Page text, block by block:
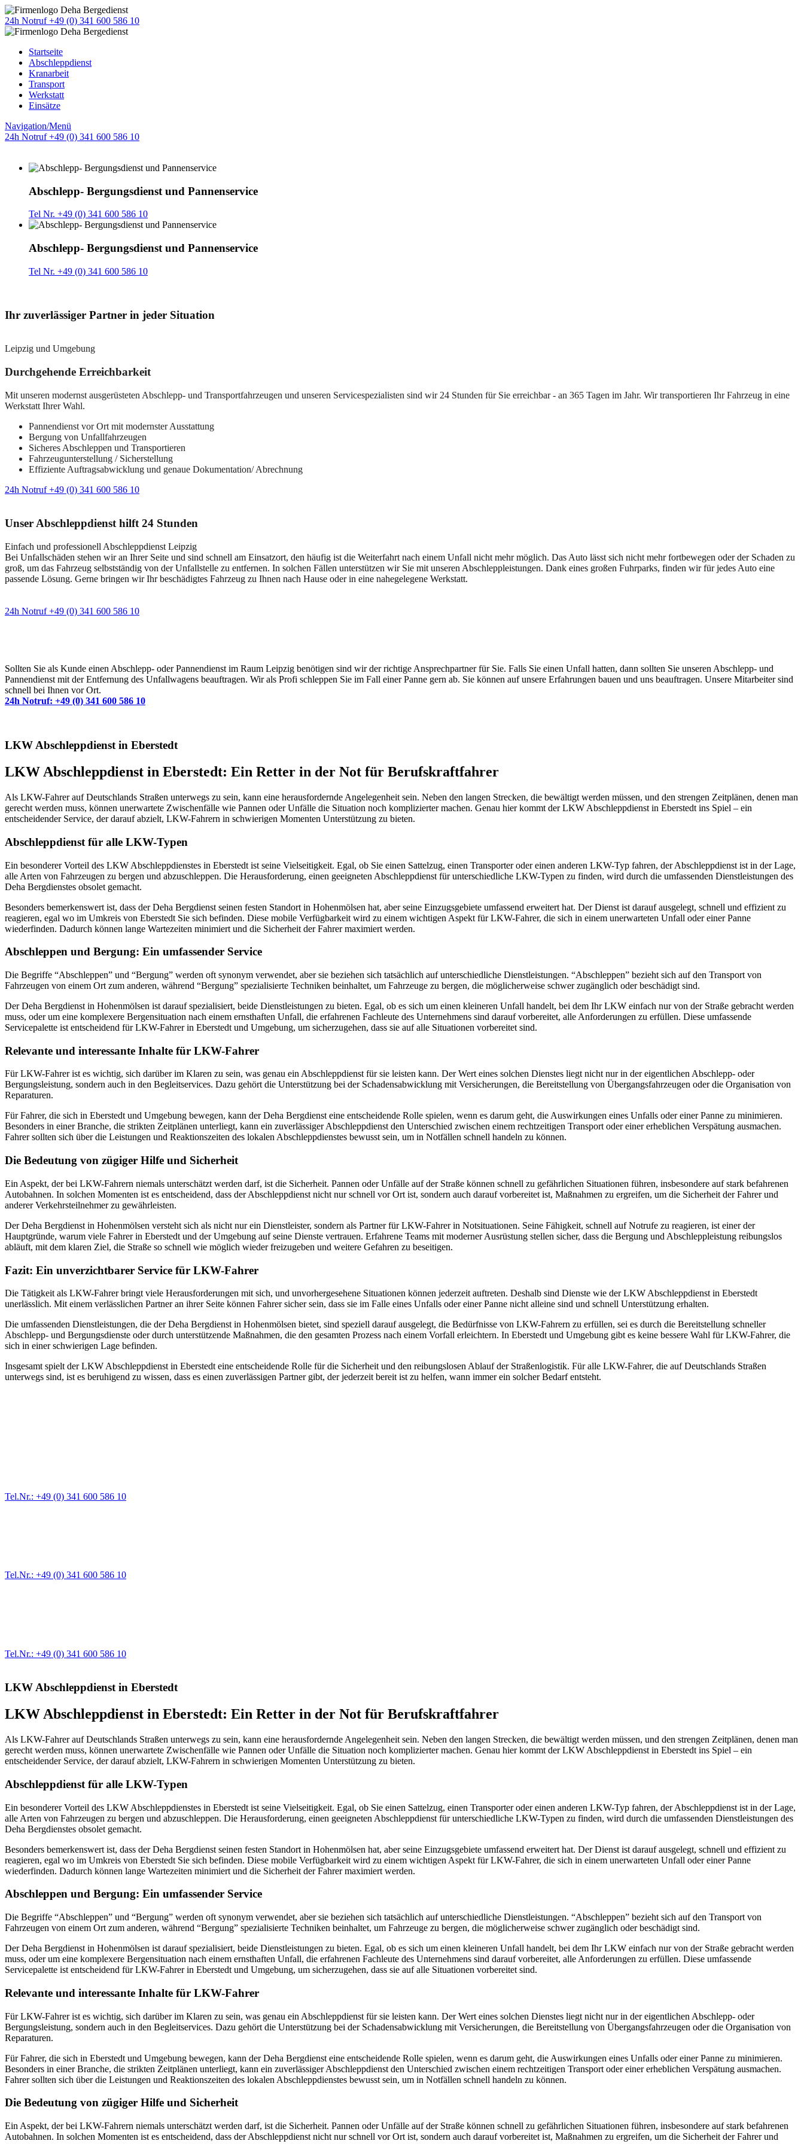
24h Notruf +49 (0) 341 600 586 10
Startseite
Abschleppdienst
Kranarbeit
Transport
Werkstatt
Einsätze
Navigation/Menü
24h Notruf +49 (0) 341 600 586 10
Abschlepp- Bergungsdienst und Pannenservice
Tel Nr. +49 (0) 341 600 586 10
Abschlepp- Bergungsdienst und Pannenservice
Tel Nr. +49 (0) 341 600 586 10
Ihr zuverlässiger Partner in jeder Situation
Leipzig und Umgebung
Durchgehende Erreichbarkeit
Mit unseren modernst ausgerüsteten Abschlepp- und Transportfahrzeugen und unseren Servicespezialisten sind wir 24 Stunden für Sie erreichbar - an 365 Tagen im Jahr. Wir transportieren Ihr Fahrzeug in eine
Werkstatt Ihrer Wahl.
Pannendienst vor Ort mit modernster Ausstattung
Bergung von Unfallfahrzeugen
Sicheres Abschleppen und Transportieren
Fahrzeugunterstellung / Sicherstellung
Effiziente Auftragsabwicklung und genaue Dokumentation/ Abrechnung
24h Notruf +49 (0) 341 600 586 10
Unser Abschleppdienst hilft 24 Stunden
Einfach und professionell Abschleppdienst Leipzig
Bei Unfallschäden stehen wir an Ihrer Seite und sind schnell am Einsatzort, den häufig ist die Weiterfahrt nach einem Unfall nicht mehr möglich. Das Auto lässt sich nicht mehr fortbewegen oder der Schaden zu
groß, um das Fahrzeug selbstständig von der Unfallstelle zu entfernen. In solchen Fällen unterstützen wir Sie mit unseren Abschleppleistungen. Dank eines großen Fuhrparks, finden wir für jedes Auto eine
passende Lösung. Gerne bringen wir Ihr beschädigtes Fahrzeug zu Ihnen nach Hause oder in eine nahegelegene Werkstatt.
24h Notruf +49 (0) 341 600 586 10
Sollten Sie als Kunde einen Abschlepp- oder Pannendienst im Raum Leipzig benötigen sind wir der richtige Ansprechpartner für Sie. Falls Sie einen Unfall hatten, dann sollten Sie unseren Abschlepp- und
Pannendienst mit der Entfernung des Unfallwagens beauftragen. Wir als Profi schleppen Sie im Fall einer Panne gern ab. Sie können auf unsere Erfahrungen bauen und uns beauftragen. Unsere Mitarbeiter sind
schnell bei Ihnen vor Ort.
24h Notruf: +49 (0) 341 600 586 10
LKW Abschleppdienst in Eberstedt
LKW Abschleppdienst in Eberstedt: Ein Retter in der Not für Berufskraftfahrer
Als LKW-Fahrer auf Deutschlands Straßen unterwegs zu sein, kann eine herausfordernde Angelegenheit sein. Neben den langen Strecken, die bewältigt werden müssen, und den strengen Zeitplänen, denen man
gerecht werden muss, können unerwartete Zwischenfälle wie Pannen oder Unfälle die Situation noch komplizierter machen. Genau hier kommt der LKW Abschleppdienst in Eberstedt ins Spiel – ein
entscheidender Service, der darauf abzielt, LKW-Fahrern in schwierigen Momenten Unterstützung zu bieten.
Abschleppdienst für alle LKW-Typen
Ein besonderer Vorteil des LKW Abschleppdienstes in Eberstedt ist seine Vielseitigkeit. Egal, ob Sie einen Sattelzug, einen Transporter oder einen anderen LKW-Typ fahren, der Abschleppdienst ist in der Lage,
alle Arten von Fahrzeugen zu bergen und abzuschleppen. Die Herausforderung, einen geeigneten Abschleppdienst für unterschiedliche LKW-Typen zu finden, wird durch die umfassenden Dienstleistungen des
Deha Bergdienstes obsolet gemacht.
Besonders bemerkenswert ist, dass der Deha Bergdienst seinen festen Standort in Hohenmölsen hat, aber seine Einzugsgebiete umfassend erweitert hat. Der Dienst ist darauf ausgelegt, schnell und effizient zu
reagieren, egal wo im Umkreis von Eberstedt Sie sich befinden. Diese mobile Verfügbarkeit wird zu einem wichtigen Aspekt für LKW-Fahrer, die sich in einem unerwarteten Unfall oder einer Panne
wiederfinden. Dadurch können lange Wartezeiten minimiert und die Sicherheit der Fahrer maximiert werden.
Abschleppen und Bergung: Ein umfassender Service
Die Begriffe “Abschleppen” und “Bergung” werden oft synonym verwendet, aber sie beziehen sich tatsächlich auf unterschiedliche Dienstleistungen. “Abschleppen” bezieht sich auf den Transport von
Fahrzeugen von einem Ort zum anderen, während “Bergung” spezialisierte Techniken beinhaltet, um Fahrzeuge zu bergen, die möglicherweise schwer zugänglich oder beschädigt sind.
Der Deha Bergdienst in Hohenmölsen ist darauf spezialisiert, beide Dienstleistungen zu bieten. Egal, ob es sich um einen kleineren Unfall handelt, bei dem Ihr LKW einfach nur von der Straße gebracht werden
muss, oder um eine komplexere Bergensituation nach einem ernsthaften Unfall, die erfahrenen Fachleute des Unternehmens sind darauf vorbereitet, alle Anforderungen zu erfüllen. Diese umfassende
Servicepalette ist entscheidend für LKW-Fahrer in Eberstedt und Umgebung, um sicherzugehen, dass sie auf alle Situationen vorbereitet sind.
Relevante und interessante Inhalte für LKW-Fahrer
Für LKW-Fahrer ist es wichtig, sich darüber im Klaren zu sein, was genau ein Abschleppdienst für sie leisten kann. Der Wert eines solchen Dienstes liegt nicht nur in der eigentlichen Abschlepp- oder
Bergungsleistung, sondern auch in den Begleitservices. Dazu gehört die Unterstützung bei der Schadensabwicklung mit Versicherungen, die Bereitstellung von Übergangsfahrzeugen oder die Organisation von
Reparaturen.
Für Fahrer, die sich in Eberstedt und Umgebung bewegen, kann der Deha Bergdienst eine entscheidende Rolle spielen, wenn es darum geht, die Auswirkungen eines Unfalls oder einer Panne zu minimieren.
Besonders in einer Branche, die strikten Zeitplänen unterliegt, kann ein zuverlässiger Abschleppdienst den Unterschied zwischen einem rechtzeitigen Transport oder einer erheblichen Verspätung ausmachen.
Fahrer sollten sich über die Leistungen und Reaktionszeiten des lokalen Abschleppdienstes bewusst sein, um in Notfällen schnell handeln zu können.
Die Bedeutung von zügiger Hilfe und Sicherheit
Ein Aspekt, der bei LKW-Fahrern niemals unterschätzt werden darf, ist die Sicherheit. Pannen oder Unfälle auf der Straße können schnell zu gefährlichen Situationen führen, insbesondere auf stark befahrenen
Autobahnen. In solchen Momenten ist es entscheidend, dass der Abschleppdienst nicht nur schnell vor Ort ist, sondern auch darauf vorbereitet ist, Maßnahmen zu ergreifen, um die Sicherheit der Fahrer und
anderer Verkehrsteilnehmer zu gewährleisten.
Der Deha Bergdienst in Hohenmölsen versteht sich als nicht nur ein Dienstleister, sondern als Partner für LKW-Fahrer in Notsituationen. Seine Fähigkeit, schnell auf Notrufe zu reagieren, ist einer der
Hauptgründe, warum viele Fahrer in Eberstedt und der Umgebung auf seine Dienste vertrauen. Erfahrene Teams mit moderner Ausrüstung stellen sicher, dass die Bergung und Abschleppleistung reibungslos
abläuft, mit dem klaren Ziel, die Straße so schnell wie möglich wieder freizugeben und weitere Gefahren zu beseitigen.
Fazit: Ein unverzichtbarer Service für LKW-Fahrer
Die Tätigkeit als LKW-Fahrer bringt viele Herausforderungen mit sich, und unvorhergesehene Situationen können jederzeit auftreten. Deshalb sind Dienste wie der LKW Abschleppdienst in Eberstedt
unerlässlich. Mit einem verlässlichen Partner an ihrer Seite können Fahrer sicher sein, dass sie im Falle eines Unfalls oder einer Panne nicht alleine sind und schnell Unterstützung erhalten.
Die umfassenden Dienstleistungen, die der Deha Bergdienst in Hohenmölsen bietet, sind speziell darauf ausgelegt, die Bedürfnisse von LKW-Fahrern zu erfüllen, sei es durch die Bereitstellung schneller
Abschlepp- und Bergungsdienste oder durch unterstützende Maßnahmen, die den gesamten Prozess nach einem Vorfall erleichtern. In Eberstedt und Umgebung gibt es keine bessere Wahl für LKW-Fahrer, die
sich in einer schwierigen Lage befinden.
Insgesamt spielt der LKW Abschleppdienst in Eberstedt eine entscheidende Rolle für die Sicherheit und den reibungslosen Ablauf der Straßenlogistik. Für alle LKW-Fahrer, die auf Deutschlands Straßen
unterwegs sind, ist es beruhigend zu wissen, dass es einen zuverlässigen Partner gibt, der jederzeit bereit ist zu helfen, wann immer ein solcher Bedarf entsteht.
Tel.Nr.: +49 (0) 341 600 586 10
Tel.Nr.: +49 (0) 341 600 586 10
Tel.Nr.: +49 (0) 341 600 586 10
LKW Abschleppdienst in Eberstedt
LKW Abschleppdienst in Eberstedt: Ein Retter in der Not für Berufskraftfahrer
Als LKW-Fahrer auf Deutschlands Straßen unterwegs zu sein, kann eine herausfordernde Angelegenheit sein. Neben den langen Strecken, die bewältigt werden müssen, und den strengen Zeitplänen, denen man
gerecht werden muss, können unerwartete Zwischenfälle wie Pannen oder Unfälle die Situation noch komplizierter machen. Genau hier kommt der LKW Abschleppdienst in Eberstedt ins Spiel – ein
entscheidender Service, der darauf abzielt, LKW-Fahrern in schwierigen Momenten Unterstützung zu bieten.
Abschleppdienst für alle LKW-Typen
Ein besonderer Vorteil des LKW Abschleppdienstes in Eberstedt ist seine Vielseitigkeit. Egal, ob Sie einen Sattelzug, einen Transporter oder einen anderen LKW-Typ fahren, der Abschleppdienst ist in der Lage,
alle Arten von Fahrzeugen zu bergen und abzuschleppen. Die Herausforderung, einen geeigneten Abschleppdienst für unterschiedliche LKW-Typen zu finden, wird durch die umfassenden Dienstleistungen des
Deha Bergdienstes obsolet gemacht.
Besonders bemerkenswert ist, dass der Deha Bergdienst seinen festen Standort in Hohenmölsen hat, aber seine Einzugsgebiete umfassend erweitert hat. Der Dienst ist darauf ausgelegt, schnell und effizient zu
reagieren, egal wo im Umkreis von Eberstedt Sie sich befinden. Diese mobile Verfügbarkeit wird zu einem wichtigen Aspekt für LKW-Fahrer, die sich in einem unerwarteten Unfall oder einer Panne
wiederfinden. Dadurch können lange Wartezeiten minimiert und die Sicherheit der Fahrer maximiert werden.
Abschleppen und Bergung: Ein umfassender Service
Die Begriffe “Abschleppen” und “Bergung” werden oft synonym verwendet, aber sie beziehen sich tatsächlich auf unterschiedliche Dienstleistungen. “Abschleppen” bezieht sich auf den Transport von
Fahrzeugen von einem Ort zum anderen, während “Bergung” spezialisierte Techniken beinhaltet, um Fahrzeuge zu bergen, die möglicherweise schwer zugänglich oder beschädigt sind.
Der Deha Bergdienst in Hohenmölsen ist darauf spezialisiert, beide Dienstleistungen zu bieten. Egal, ob es sich um einen kleineren Unfall handelt, bei dem Ihr LKW einfach nur von der Straße gebracht werden
muss, oder um eine komplexere Bergensituation nach einem ernsthaften Unfall, die erfahrenen Fachleute des Unternehmens sind darauf vorbereitet, alle Anforderungen zu erfüllen. Diese umfassende
Servicepalette ist entscheidend für LKW-Fahrer in Eberstedt und Umgebung, um sicherzugehen, dass sie auf alle Situationen vorbereitet sind.
Relevante und interessante Inhalte für LKW-Fahrer
Für LKW-Fahrer ist es wichtig, sich darüber im Klaren zu sein, was genau ein Abschleppdienst für sie leisten kann. Der Wert eines solchen Dienstes liegt nicht nur in der eigentlichen Abschlepp- oder
Bergungsleistung, sondern auch in den Begleitservices. Dazu gehört die Unterstützung bei der Schadensabwicklung mit Versicherungen, die Bereitstellung von Übergangsfahrzeugen oder die Organisation von
Reparaturen.
Für Fahrer, die sich in Eberstedt und Umgebung bewegen, kann der Deha Bergdienst eine entscheidende Rolle spielen, wenn es darum geht, die Auswirkungen eines Unfalls oder einer Panne zu minimieren.
Besonders in einer Branche, die strikten Zeitplänen unterliegt, kann ein zuverlässiger Abschleppdienst den Unterschied zwischen einem rechtzeitigen Transport oder einer erheblichen Verspätung ausmachen.
Fahrer sollten sich über die Leistungen und Reaktionszeiten des lokalen Abschleppdienstes bewusst sein, um in Notfällen schnell handeln zu können.
Die Bedeutung von zügiger Hilfe und Sicherheit
Ein Aspekt, der bei LKW-Fahrern niemals unterschätzt werden darf, ist die Sicherheit. Pannen oder Unfälle auf der Straße können schnell zu gefährlichen Situationen führen, insbesondere auf stark befahrenen
Autobahnen. In solchen Momenten ist es entscheidend, dass der Abschleppdienst nicht nur schnell vor Ort ist, sondern auch darauf vorbereitet ist, Maßnahmen zu ergreifen, um die Sicherheit der Fahrer und